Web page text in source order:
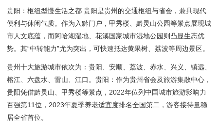
贵阳：枢纽型慢生活之都 贵阳是贵州的交通枢纽与省会，兼具现代
便利与休闲气质。作为入黔门户，甲秀楼、黔灵山公园等景点展现城
市人文底蕴，而阿哈湖湿地、花溪国家城市湿地公园则凸显生态优
势。其“中转能力”尤为突出，可快速抵达黄果树、荔波等周边景区。
贵州十大旅游城市依次为：贵阳、安顺、荔波、赤水、兴义、镇远、
榕江、六盘水、雷山、江口。贵阳：作为贵州省会及旅游集散中心，
贵阳凭借黔灵山、甲秀楼等景点，2022年位列中国城市旅游影响力
百强第11位，2023年夏季养老适宜度排名全国第二，游客接待量稳
居全省首位。